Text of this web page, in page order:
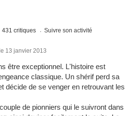
431 critiques Suivre son activité
13 janvier 2013
être exceptionnel. L'histoire est
classique. Un shérif perd sa
décide de se venger en retrouvant les
de pionniers qui le suivront dans